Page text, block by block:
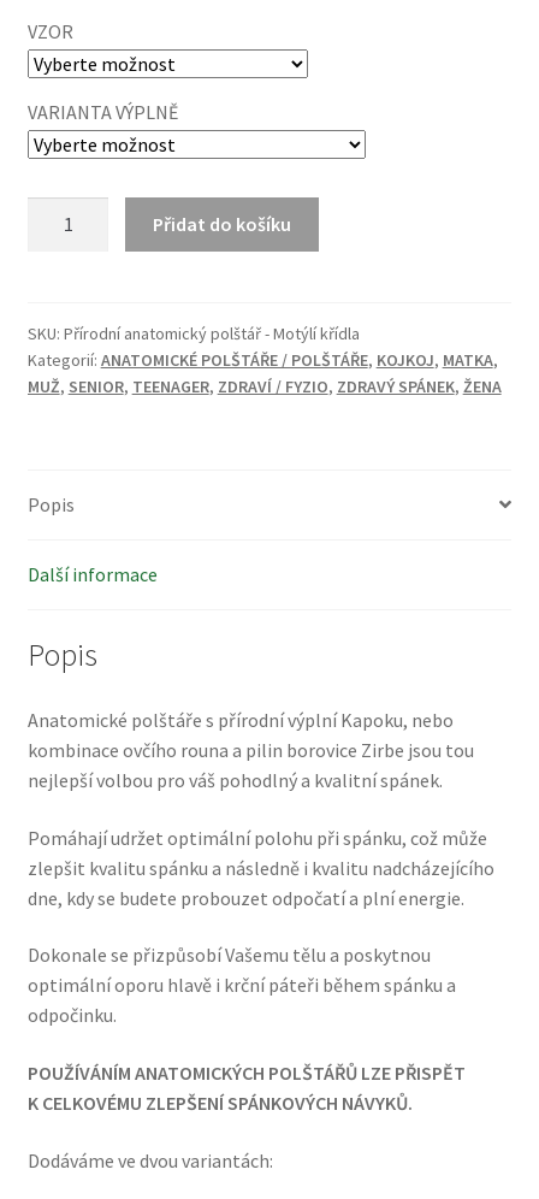
VZOR
VARIANTA VÝPLNĚ
Motýlí
křídla
množství
Přidat do košíku
SKU: Přírodní anatomický polštář - Motýlí křídla
Kategorií: ANATOMICKÉ POLŠTÁŘE / POLŠTÁŘE, KOJKOJ, MATKA,
MUŽ, SENIOR, TEENAGER, ZDRAVÍ / FYZIO, ZDRAVÝ SPÁNEK, ŽENA
Popis
Další informace
Popis
Anatomické polštáře s přírodní výplní Kapoku, nebo
kombinace ovčího rouna a pilin borovice Zirbe jsou tou
nejlepší volbou pro váš pohodlný a kvalitní spánek.
Pomáhají udržet optimální polohu při spánku, což může
zlepšit kvalitu spánku a následně i kvalitu nadcházejícího
dne, kdy se budete probouzet odpočatí a plní energie.
Dokonale se přizpůsobí Vašemu tělu a poskytnou
optimální oporu hlavě i krční páteři během spánku a
odpočinku.
POUŽÍVÁNÍM ANATOMICKÝCH POLŠTÁŘŮ LZE PŘISPĚT
K CELKOVÉMU ZLEPŠENÍ SPÁNKOVÝCH NÁVYKŮ.
Dodáváme ve dvou variantách: